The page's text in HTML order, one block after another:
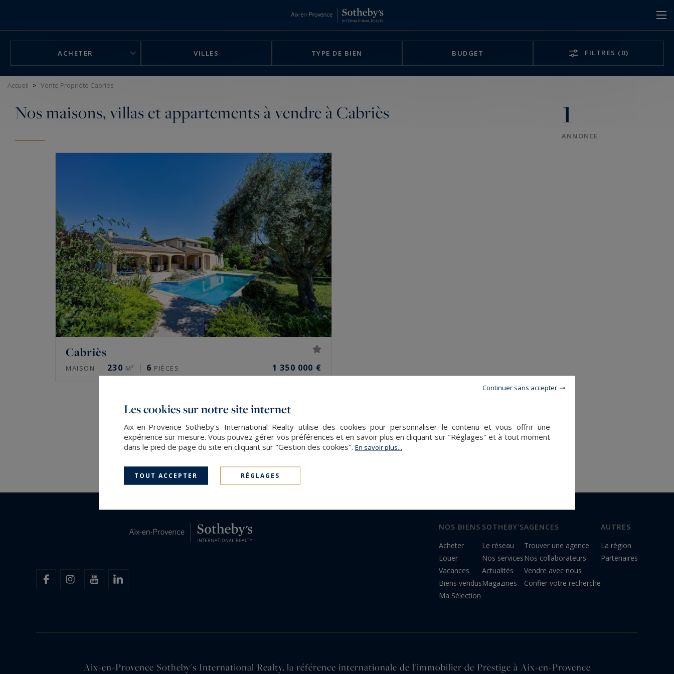
ACHETER VILLES TYPE DE BIEN BUDGET FILTRES (0)
Accueil > Vente Propriété Cabriès
Nos maisons, villas et appartements à vendre à Cabriès 1
ANNONCE
Cabriès
MAISON 230 M² 6 PIÈCES 1 350 000 €
NOS BIENS
Acheter
Louer
Vacances
Biens vendus
Ma Sélection
SOTHEBY'S
Le réseau
Nos services
Actualités
Magazines
AGENCES
Trouver une agence
Nos collaborateurs
Vendre avec nous
Confier votre recherche
AUTRES
La région
Partenaires
Aix-en-Provence Sotheby's International Realty, la référence internationale de l'immobilier de Prestige à Aix-en-Provence
Les cookies sur notre site internet
Aix-en-Provence Sotheby's International Realty utilise des cookies pour personnaliser le contenu et vous offrir une
expérience sur mesure. Vous pouvez gérer vos préférences et en savoir plus en cliquant sur "Réglages" et à tout moment
dans le pied de page du site en cliquant sur "Gestion des cookies". En savoir plus...
TOUT ACCEPTER RÉGLAGES
Continuer sans accepter